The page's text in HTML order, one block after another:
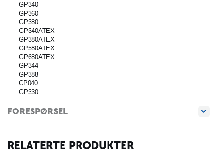
GP340
GP360
GP380
GP340ATEX
GP380ATEX
GP580ATEX
GP680ATEX
GP344
GP388
CP040
GP330
FORESPØRSEL
RELATERTE PRODUKTER